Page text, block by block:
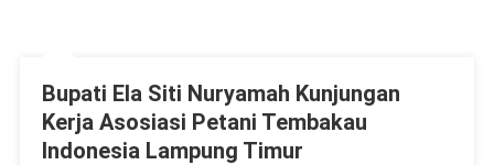
Bupati Ela Siti Nuryamah Kunjungan
Kerja Asosiasi Petani Tembakau
Indonesia Lampung Timur